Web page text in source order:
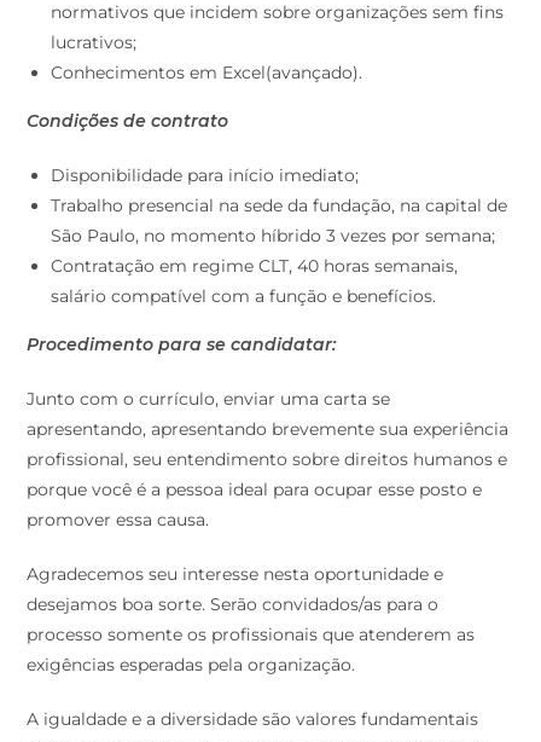
lucrativos;
Conhecimentos em Excel(avançado).
Trabalho presencial na sede da fundação, na capital de
São Paulo, no momento híbrido 3 vezes por semana;
Contratação em regime CLT, 40 horas semanais,
salário compatível com a função e benefícios.
apresentando, apresentando brevemente sua experiência
profissional, seu entendimento sobre direitos humanos e
porque você é a pessoa ideal para ocupar esse posto e
promover essa causa.
desejamos boa sorte. Serão convidados/as para o
processo somente os profissionais que atenderem as
exigências esperadas pela organização.
para o Fundo Brasil de Direitos Humanos. Atuamos de